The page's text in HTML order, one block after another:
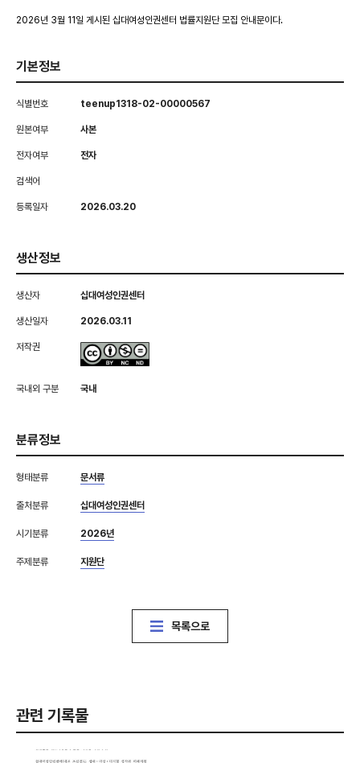
2026년 3월 11일 게시된 십대여성인권센터 법률지원단 모집 안내문이다.
기본정보
식별번호 teenup1318-02-00000567
원본여부 사본
전자여부 전자
검색어
등록일자 2026.03.20
생산정보
생산자 십대여성인권센터
생산일자 2026.03.11
저작권
국내외 구분 국내
분류정보
형태분류 문서류
출처분류 십대여성인권센터
시기분류 2026년
주제분류 지원단
목록으로
관련 기록물